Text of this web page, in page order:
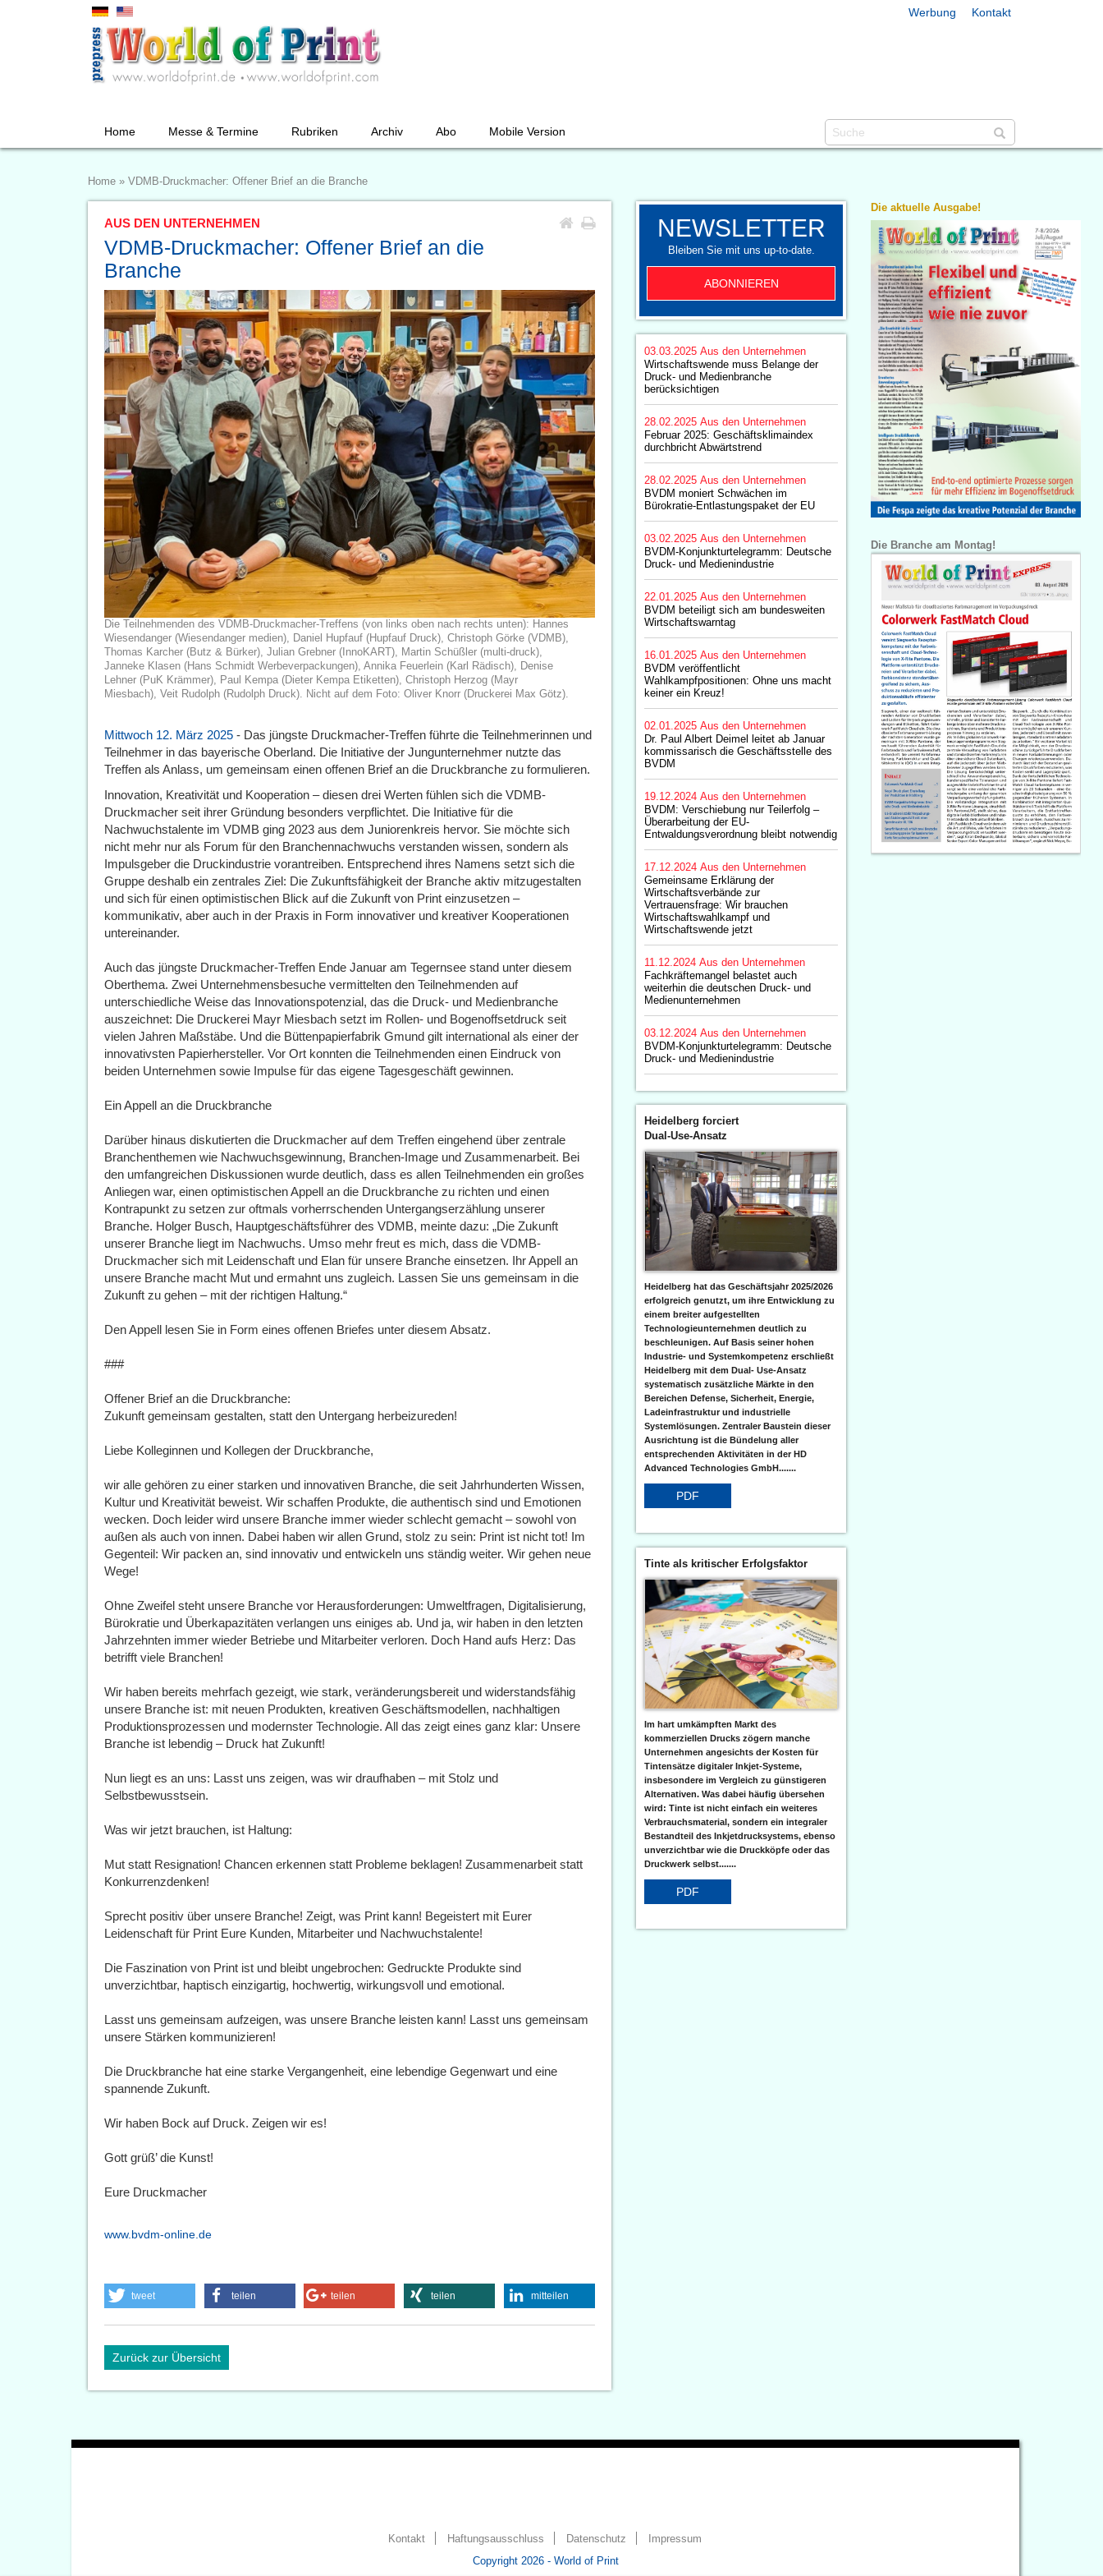
Werbung Kontakt
Home Messe & Termine Rubriken Archiv Abo Mobile Version
Home » VDMB-Druckmacher: Offener Brief an die Branche
AUS DEN UNTERNEHMEN
VDMB-Druckmacher: Offener Brief an die
Branche
Die Teilnehmenden des VDMB-Druckmacher-Treffens (von links oben nach rechts unten): Hannes
Wiesendanger (Wiesendanger medien), Daniel Hupfauf (Hupfauf Druck), Christoph Görke (VDMB),
Thomas Karcher (Butz & Bürker), Julian Grebner (InnoKART), Martin Schüßler (multi-druck),
Janneke Klasen (Hans Schmidt Werbeverpackungen), Annika Feuerlein (Karl Rädisch), Denise
Lehner (PuK Krämmer), Paul Kempa (Dieter Kempa Etiketten), Christoph Herzog (Mayr
Miesbach), Veit Rudolph (Rudolph Druck). Nicht auf dem Foto: Oliver Knorr (Druckerei Max Götz).
Mittwoch 12. März 2025 - Das jüngste Druckmacher-Treffen führte die Teilnehmerinnen und
Teilnehmer in das bayerische Oberland. Die Initiative der Jungunternehmer nutzte das
Treffen als Anlass, um gemeinsam einen offenen Brief an die Druckbranche zu formulieren.
Innovation, Kreativität und Kooperation – diesen drei Werten fühlen sich die VDMB-
Druckmacher seit ihrer Gründung besonders verpflichtet. Die Initiative für die
Nachwuchstalente im VDMB ging 2023 aus dem Juniorenkreis hervor. Sie möchte sich
nicht mehr nur als Forum für den Branchennachwuchs verstanden wissen, sondern als
Impulsgeber die Druckindustrie vorantreiben. Entsprechend ihres Namens setzt sich die
Gruppe deshalb ein zentrales Ziel: Die Zukunftsfähigkeit der Branche aktiv mitzugestalten
und sich für einen optimistischen Blick auf die Zukunft von Print einzusetzen –
kommunikativ, aber auch in der Praxis in Form innovativer und kreativer Kooperationen
untereinander.
Auch das jüngste Druckmacher-Treffen Ende Januar am Tegernsee stand unter diesem
Oberthema. Zwei Unternehmensbesuche vermittelten den Teilnehmenden auf
unterschiedliche Weise das Innovationspotenzial, das die Druck- und Medienbranche
auszeichnet: Die Druckerei Mayr Miesbach setzt im Rollen- und Bogenoffsetdruck seit
vielen Jahren Maßstäbe. Und die Büttenpapierfabrik Gmund gilt international als einer der
innovativsten Papierhersteller. Vor Ort konnten die Teilnehmenden einen Eindruck von
beiden Unternehmen sowie Impulse für das eigene Tagesgeschäft gewinnen.
Ein Appell an die Druckbranche
Darüber hinaus diskutierten die Druckmacher auf dem Treffen eingehend über zentrale
Branchenthemen wie Nachwuchsgewinnung, Branchen-Image und Zusammenarbeit. Bei
den umfangreichen Diskussionen wurde deutlich, dass es allen Teilnehmenden ein großes
Anliegen war, einen optimistischen Appell an die Druckbranche zu richten und einen
Kontrapunkt zu setzen zur oftmals vorherrschenden Untergangserzählung unserer
Branche. Holger Busch, Hauptgeschäftsführer des VDMB, meinte dazu: „Die Zukunft
unserer Branche liegt im Nachwuchs. Umso mehr freut es mich, dass die VDMB-
Druckmacher sich mit Leidenschaft und Elan für unsere Branche einsetzen. Ihr Appell an
unsere Branche macht Mut und ermahnt uns zugleich. Lassen Sie uns gemeinsam in die
Zukunft zu gehen – mit der richtigen Haltung.“
Den Appell lesen Sie in Form eines offenen Briefes unter diesem Absatz.
###
Offener Brief an die Druckbranche:
Zukunft gemeinsam gestalten, statt den Untergang herbeizureden!
Liebe Kolleginnen und Kollegen der Druckbranche,
wir alle gehören zu einer starken und innovativen Branche, die seit Jahrhunderten Wissen,
Kultur und Kreativität beweist. Wir schaffen Produkte, die authentisch sind und Emotionen
wecken. Doch leider wird unsere Branche immer wieder schlecht gemacht – sowohl von
außen als auch von innen. Dabei haben wir allen Grund, stolz zu sein: Print ist nicht tot! Im
Gegenteil: Wir packen an, sind innovativ und entwickeln uns ständig weiter. Wir gehen neue
Wege!
Ohne Zweifel steht unsere Branche vor Herausforderungen: Umweltfragen, Digitalisierung,
Bürokratie und Überkapazitäten verlangen uns einiges ab. Und ja, wir haben in den letzten
Jahrzehnten immer wieder Betriebe und Mitarbeiter verloren. Doch Hand aufs Herz: Das
betrifft viele Branchen!
Wir haben bereits mehrfach gezeigt, wie stark, veränderungsbereit und widerstandsfähig
unsere Branche ist: mit neuen Produkten, kreativen Geschäftsmodellen, nachhaltigen
Produktionsprozessen und modernster Technologie. All das zeigt eines ganz klar: Unsere
Branche ist lebendig – Druck hat Zukunft!
Nun liegt es an uns: Lasst uns zeigen, was wir draufhaben – mit Stolz und
Selbstbewusstsein.
Was wir jetzt brauchen, ist Haltung:
Mut statt Resignation! Chancen erkennen statt Probleme beklagen! Zusammenarbeit statt
Konkurrenzdenken!
Sprecht positiv über unsere Branche! Zeigt, was Print kann! Begeistert mit Eurer
Leidenschaft für Print Eure Kunden, Mitarbeiter und Nachwuchstalente!
Die Faszination von Print ist und bleibt ungebrochen: Gedruckte Produkte sind
unverzichtbar, haptisch einzigartig, hochwertig, wirkungsvoll und emotional.
Lasst uns gemeinsam aufzeigen, was unsere Branche leisten kann! Lasst uns gemeinsam
unsere Stärken kommunizieren!
Die Druckbranche hat eine starke Vergangenheit, eine lebendige Gegenwart und eine
spannende Zukunft.
Wir haben Bock auf Druck. Zeigen wir es!
Gott grüß’ die Kunst!
Eure Druckmacher
www.bvdm-online.de
tweet teilen teilen teilen mitteilen
Zurück zur Übersicht
NEWSLETTER
Bleiben Sie mit uns up-to-date.
ABONNIEREN
03.03.2025 Aus den Unternehmen
Wirtschaftswende muss Belange der
Druck- und Medienbranche
berücksichtigen
28.02.2025 Aus den Unternehmen
Februar 2025: Geschäftsklimaindex
durchbricht Abwärtstrend
28.02.2025 Aus den Unternehmen
BVDM moniert Schwächen im
Bürokratie-Entlastungspaket der EU
03.02.2025 Aus den Unternehmen
BVDM-Konjunkturtelegramm: Deutsche
Druck- und Medienindustrie
22.01.2025 Aus den Unternehmen
BVDM beteiligt sich am bundesweiten
Wirtschaftswarntag
16.01.2025 Aus den Unternehmen
BVDM veröffentlicht
Wahlkampfpositionen: Ohne uns macht
keiner ein Kreuz!
02.01.2025 Aus den Unternehmen
Dr. Paul Albert Deimel leitet ab Januar
kommissarisch die Geschäftsstelle des
BVDM
19.12.2024 Aus den Unternehmen
BVDM: Verschiebung nur Teilerfolg –
Überarbeitung der EU-
Entwaldungsverordnung bleibt notwendig
17.12.2024 Aus den Unternehmen
Gemeinsame Erklärung der
Wirtschaftsverbände zur
Vertrauensfrage: Wir brauchen
Wirtschaftswahlkampf und
Wirtschaftswende jetzt
11.12.2024 Aus den Unternehmen
Fachkräftemangel belastet auch
weiterhin die deutschen Druck- und
Medienunternehmen
03.12.2024 Aus den Unternehmen
BVDM-Konjunkturtelegramm: Deutsche
Druck- und Medienindustrie
Heidelberg forciert
Dual-Use-Ansatz
Heidelberg hat das Geschäftsjahr 2025/2026
erfolgreich genutzt, um ihre Entwicklung zu
einem breiter aufgestellten
Technologieunternehmen deutlich zu
beschleunigen. Auf Basis seiner hohen
Industrie- und Systemkompetenz erschließt
Heidelberg mit dem Dual- Use-Ansatz
systematisch zusätzliche Märkte in den
Bereichen Defense, Sicherheit, Energie,
Ladeinfrastruktur und industrielle
Systemlösungen. Zentraler Baustein dieser
Ausrichtung ist die Bündelung aller
entsprechenden Aktivitäten in der HD
Advanced Technologies GmbH.......
PDF
Tinte als kritischer Erfolgsfaktor
Im hart umkämpften Markt des
kommerziellen Drucks zögern manche
Unternehmen angesichts der Kosten für
Tintensätze digitaler Inkjet-Systeme,
insbesondere im Vergleich zu günstigeren
Alternativen. Was dabei häufig übersehen
wird: Tinte ist nicht einfach ein weiteres
Verbrauchsmaterial, sondern ein integraler
Bestandteil des Inkjetdrucksystems, ebenso
unverzichtbar wie die Druckköpfe oder das
Druckwerk selbst.......
PDF
Die aktuelle Ausgabe!
Die Branche am Montag!
Kontakt Haftungsausschluss Datenschutz
Impressum
Copyright 2026 - World of Print